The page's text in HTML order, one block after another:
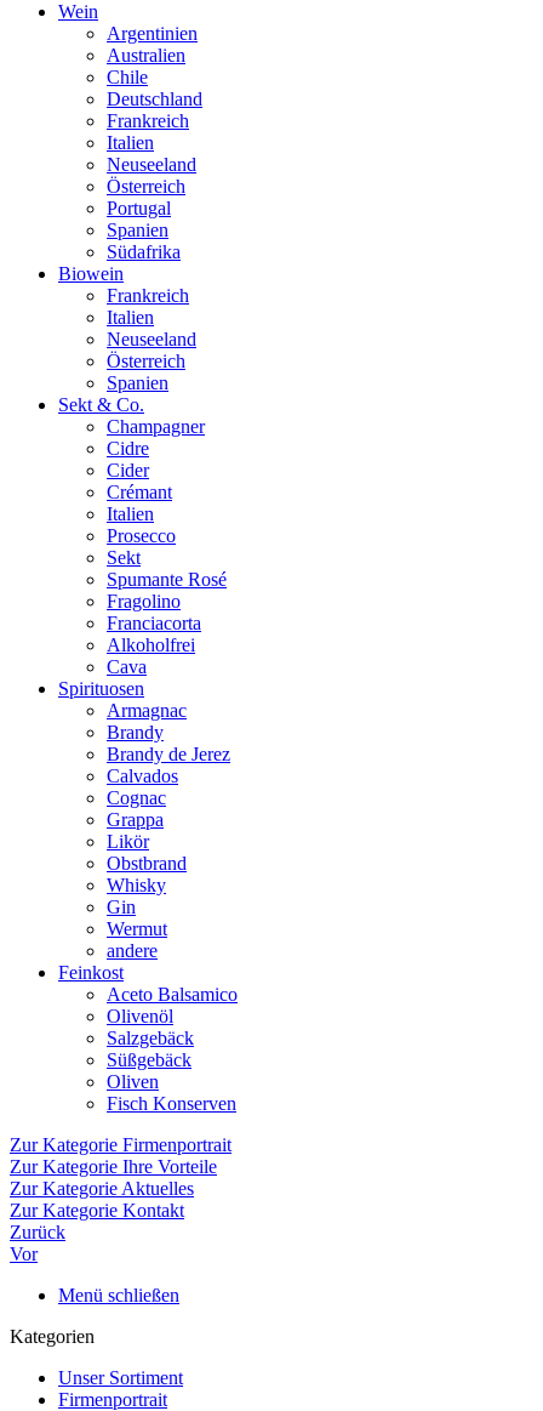
Wein
Argentinien
Australien
Chile
Deutschland
Frankreich
Italien
Neuseeland
Österreich
Portugal
Spanien
Südafrika
Biowein
Frankreich
Italien
Neuseeland
Österreich
Spanien
Sekt & Co.
Champagner
Cidre
Cider
Crémant
Italien
Prosecco
Sekt
Spumante Rosé
Fragolino
Franciacorta
Alkoholfrei
Cava
Spirituosen
Armagnac
Brandy
Brandy de Jerez
Calvados
Cognac
Grappa
Likör
Obstbrand
Whisky
Gin
Wermut
andere
Feinkost
Aceto Balsamico
Olivenöl
Salzgebäck
Süßgebäck
Oliven
Fisch Konserven
Zur Kategorie Firmenportrait
Zur Kategorie Ihre Vorteile
Zur Kategorie Aktuelles
Zur Kategorie Kontakt
Zurück
Vor
Menü schließen
Kategorien
Unser Sortiment
Firmenportrait